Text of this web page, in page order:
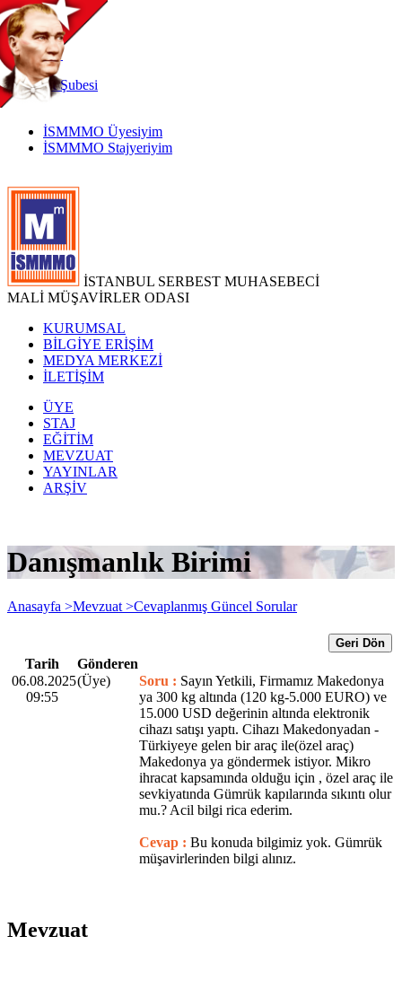
TR
|
EN
İnternetŞubesi
İSMMMO Üyesiyim
İSMMMO Stajyeriyim
İSTANBUL SERBEST MUHASEBECİ
MALİ MÜŞAVİRLER ODASI
KURUMSAL
BİLGİYE ERİŞİM
MEDYA MERKEZİ
İLETİŞİM
ÜYE
STAJ
EĞİTİM
MEVZUAT
YAYINLAR
ARŞİV
Danışmanlık Birimi
Anasayfa >Mevzuat >Cevaplanmış Güncel Sorular
Geri Dön
Tarih
Gönderen
06.08.2025
09:55
(Üye) Soru : Sayın Yetkili, Firmamız Makedonya
ya 300 kg altında (120 kg-5.000 EURO) ve
15.000 USD değerinin altında elektronik
cihazı satışı yaptı. Cihazı Makedonyadan -
Türkiyeye gelen bir araç ile(özel araç)
Makedonya ya göndermek istiyor. Mikro
ihracat kapsamında olduğu için , özel araç ile
sevkiyatında Gümrük kapılarında sıkıntı olur
mu.? Acil bilgi rica ederim.
Cevap : Bu konuda bilgimiz yok. Gümrük
müşavirlerinden bilgi alınız.
Mevzuat